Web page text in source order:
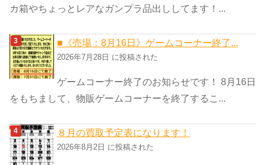
カ箱やちょっとレアなガンプラ品出ししてます！...
■《売場：8月16日》ゲームコーナー終了...
2026年7月28日 に投稿された
ゲームコーナー終了のお知らせです！ 8月16日
をもちまして、物販ゲームコーナーを終了するこ...
８月の買取予定表になります！
2026年8月2日 に投稿された